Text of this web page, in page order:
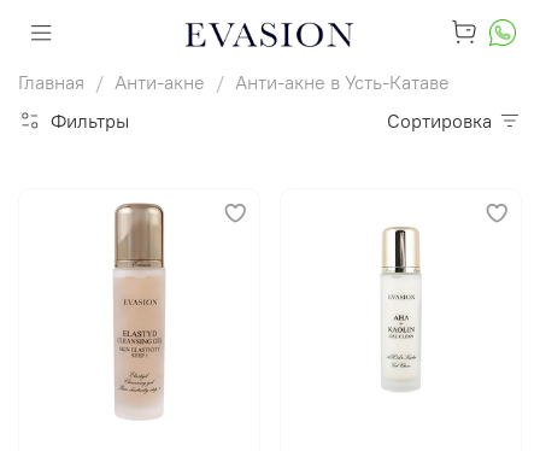
Главная Анти-акне
Анти-акне в Усть-Катаве
Фильтры
Сортировка